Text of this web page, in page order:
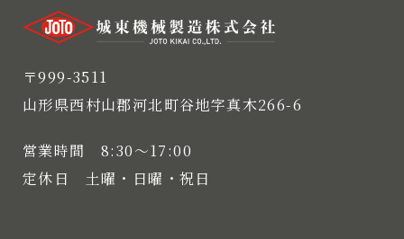
〒999-3511
山形県西村山郡河北町谷地字真木266-6
営業時間 8:30〜17:00
定休日 土曜・日曜・祝日